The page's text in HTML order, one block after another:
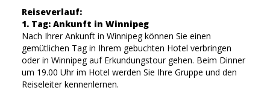
Reiseverlauf:
1. Tag: Ankunft in Winnipeg
Nach Ihrer Ankunft in Winnipeg können Sie einen
gemütlichen Tag in Ihrem gebuchten Hotel verbringen
oder in Winnipeg auf Erkundungstour gehen. Beim Dinner
um 19.00 Uhr im Hotel werden Sie Ihre Gruppe und den
Reiseleiter kennenlernen.